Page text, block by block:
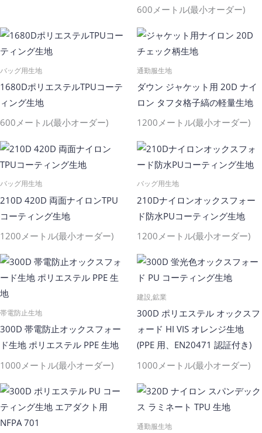
600メートル(最小オーダー)
バッグ用生地
1680DポリエステルTPUコーテ
ィング生地
600メートル(最小オーダー)
通勤服生地
ダウン ジャケット用 20D ナイ
ロン タフタ格子縞の軽量生地
1200メートル(最小オーダー)
バッグ用生地
210D 420D 両面ナイロンTPU
コーティング生地
1200メートル(最小オーダー)
バッグ用生地
210Dナイロンオックスフォー
ド防水PUコーティング生地
1200メートル(最小オーダー)
帯電防止生地
300D 帯電防止オックスフォー
ド生地 ポリエステル PPE 生地
1000メートル(最小オーダー)
建設,鉱業
300D ポリエステル オックスフ
ォード HI VIS オレンジ生地
(PPE 用、EN20471 認証付き)
1000メートル(最小オーダー)
通勤服生地